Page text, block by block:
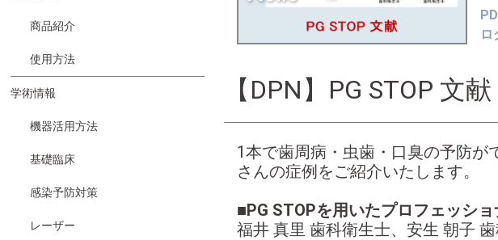
商品紹介
使用方法
学術情報
機器活用方法
基礎臨床
感染予防対策
レーザー
ロ
【DPN】PG STOP 文献
1本で歯周病・虫歯・口臭の予防が
さんの症例をご紹介いたします。
■PG STOPを用いたプロフェッシ
福井 真里 歯科衛生士、安生 朝子